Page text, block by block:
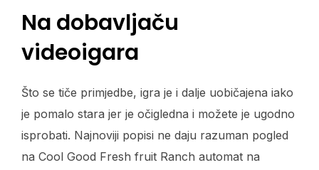
Na dobavljaču
videoigara
Što se tiče primjedbe, igra je i dalje uobičajena iako
je pomalo stara jer je očigledna i možete je ugodno
isprobati. Najnoviji popisi ne daju razuman pogled
na Cool Good Fresh fruit Ranch automat na